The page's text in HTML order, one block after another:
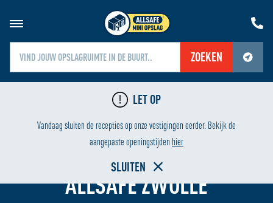
ZOEKEN
Jouw locatiediensten zijn uitgeschakeld.
Schakel jouw locatiediensten in om deze functie te gebruiken.
LET OP
Vandaag sluiten de recepties op onze vestigingen eerder. Bekijk de
aangepaste openingstijden hier
SLUITEN
24/7 BEVEILIGING
OPSLAGRUIMTE HUREN BIJ
ALLSAFE ZWOLLE